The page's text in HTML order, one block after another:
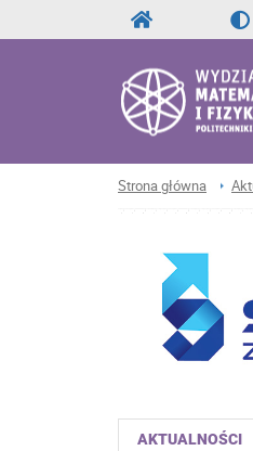
Strona główna
AKTUALNOŚCI